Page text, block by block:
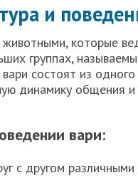
и
которые
группах,
состоят из
динамику общения и
вари:
с другом